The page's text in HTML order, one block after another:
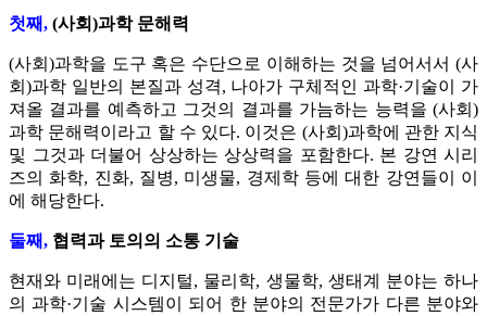
첫째, (사회)과학 문해력
(사회)과학을 도구 혹은 수단으로 이해하는 것을 넘어서서 (사
회)과학 일반의 본질과 성격, 나아가 구체적인 과학·기술이 가
져올 결과를 예측하고 그것의 결과를 가늠하는 능력을 (사회)
과학 문해력이라고 할 수 있다. 이것은 (사회)과학에 관한 지식
및 그것과 더불어 상상하는 상상력을 포함한다. 본 강연 시리
즈의 화학, 진화, 질병, 미생물, 경제학 등에 대한 강연들이 이
에 해당한다.
둘째, 협력과 토의의 소통 기술
현재와 미래에는 디지털, 물리학, 생물학, 생태계 분야는 하나
의 과학·기술 시스템이 되어 한 분야의 전문가가 다른 분야와